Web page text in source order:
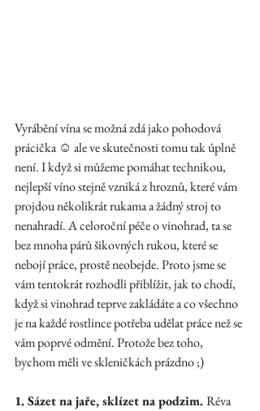
Vyrábění vína se možná zdá jako pohodová
prácička ☺ ale ve skutečnosti tomu tak úplně
není. I když si můžeme pomáhat technikou,
nejlepší víno stejně vzniká z hroznů, které vám
projdou několikrát rukama a žádný stroj to
nenahradí. A celoroční péče o vinohrad, ta se
bez mnoha párů šikovných rukou, které se
nebojí práce, prostě neobejde. Proto jsme se
vám tentokrát rozhodli přiblížit, jak to chodí,
když si vinohrad teprve zakládáte a co všechno
je na každé rostlince potřeba udělat práce než se
vám poprvé odmění. Protože bez toho,
bychom měli ve skleničkách prázdno ;)
1. Sázet na jaře, sklízet na podzim. Réva